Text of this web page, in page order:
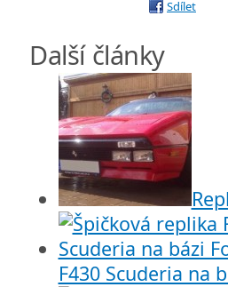
Sdílet
Další články
F430 Scuderia na